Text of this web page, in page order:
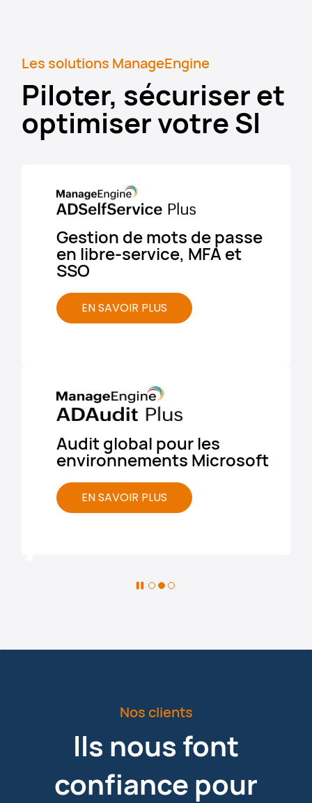
Les solutions ManageEngine
Piloter, sécuriser et
optimiser votre SI
Gestion de mots de passe
en libre-service, MFA et
EN SAVOIR PLUS
Audit global pour les
environnements Microsoft
EN SAVOIR PLUS
Nos clients
Ils nous font
confiance pour